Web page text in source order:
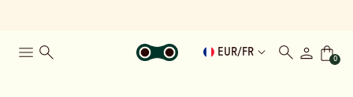
EUR/ FR
0